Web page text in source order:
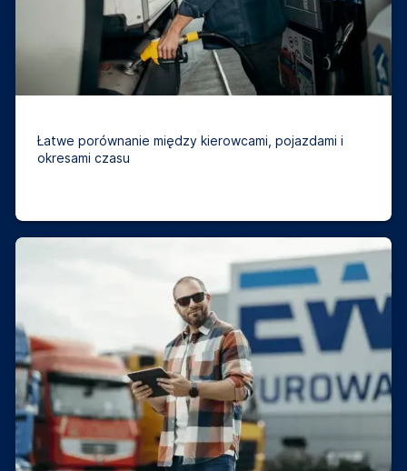
Łatwe porównanie między kierowcami, pojazdami i
okresami czasu